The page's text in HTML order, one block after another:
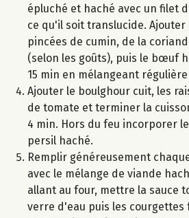
épluché et haché avec un filet
ce qu'il soit translucide. Ajouter
pincées de cumin, de la
(selon les goûts), puis le bœuf
15 min en mélangeant
Ajouter le boulghour cuit, les
de tomate et terminer la
4 min. Hors du feu incorporer
persil haché.
Remplir généreusement
avec le mélange de viande
allant au four, mettre la sauce
verre d'eau puis les